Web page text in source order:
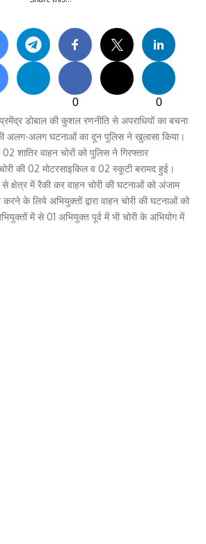
0
0
डोबाल की कुशल रणनीति से अपराधियों का बचना
अलग-अलग घटनाओं का दून पुलिस ने खुलासा किया।
शातिर वाहन चोरों को पुलिस ने गिरफ्तार
की 02 मोटरसाइकिल व 02 स्कूटी बरामद हुई।
क्षेत्र में रैकी कर वाहन चोरी की घटनाओं को अंजाम
के लिये अभियुक्तों द्वारा वाहन चोरी की घटनाओं को
में से 01 अभियुक्त पूर्व में भी चोरी के अभियोग में